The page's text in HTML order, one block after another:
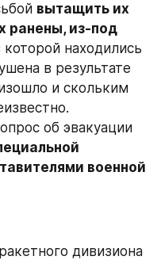
вытащить их
ранены, из-под
находились
в результате
и скольким
об эвакуации
военной
дивизиона